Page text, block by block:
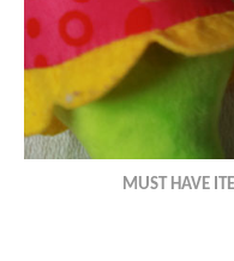
MUST HAVE